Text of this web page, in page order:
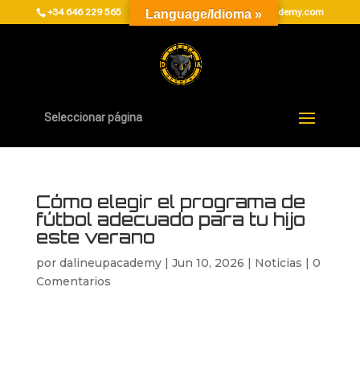
+34 646 229 565 administracion@dalineupacademy.com
Seleccionar página
Cómo elegir el programa de
fútbol adecuado para tu hijo
este verano
por dalineupacademy| Jun 10, 2026 | Noticias | 0
Comentarios
Language/Idioma »